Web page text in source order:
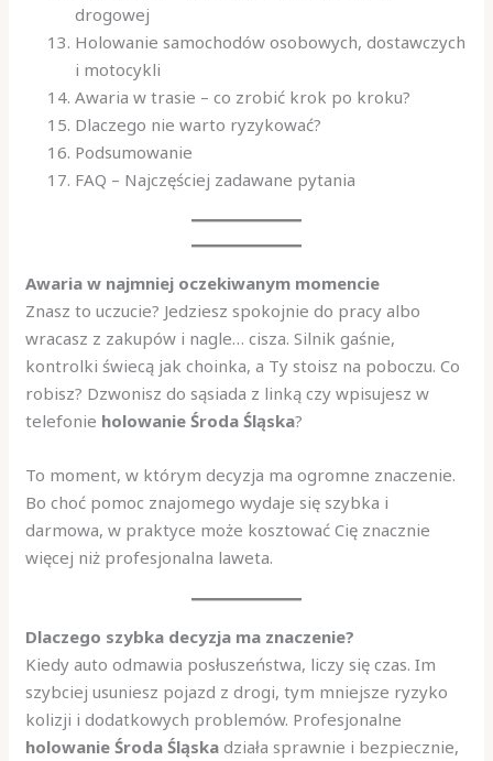
drogowej
Holowanie samochodów osobowych, dostawczych
i motocykli
Awaria w trasie – co zrobić krok po kroku?
Dlaczego nie warto ryzykować?
Podsumowanie
FAQ – Najczęściej zadawane pytania
Awaria w najmniej oczekiwanym momencie
Znasz to uczucie? Jedziesz spokojnie do pracy albo
wracasz z zakupów i nagle… cisza. Silnik gaśnie,
kontrolki świecą jak choinka, a Ty stoisz na poboczu. Co
robisz? Dzwonisz do sąsiada z linką czy wpisujesz w
telefonie holowanie Środa Śląska?
To moment, w którym decyzja ma ogromne znaczenie.
Bo choć pomoc znajomego wydaje się szybka i
darmowa, w praktyce może kosztować Cię znacznie
więcej niż profesjonalna laweta.
Dlaczego szybka decyzja ma znaczenie?
Kiedy auto odmawia posłuszeństwa, liczy się czas. Im
szybciej usuniesz pojazd z drogi, tym mniejsze ryzyko
kolizji i dodatkowych problemów. Profesjonalne
holowanie Środa Śląska działa sprawnie i bezpiecznie,